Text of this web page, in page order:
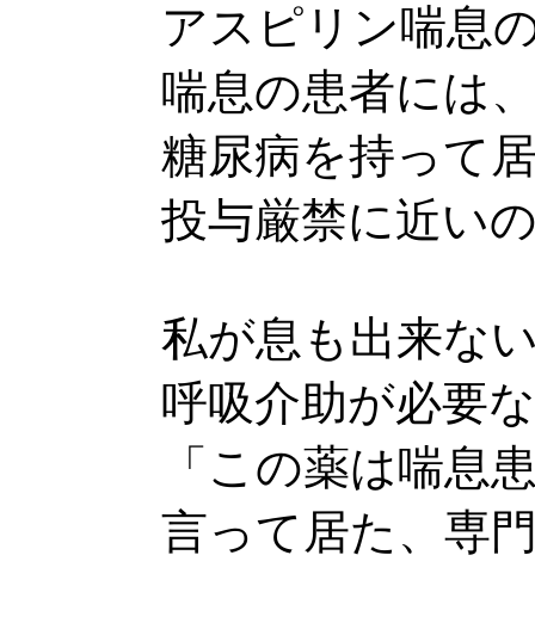
アスピリン喘息
喘息の患者には
糖尿病を持って
投与厳禁に近い
私が息も出来な
呼吸介助が必要
「この薬は喘息
言って居た、専